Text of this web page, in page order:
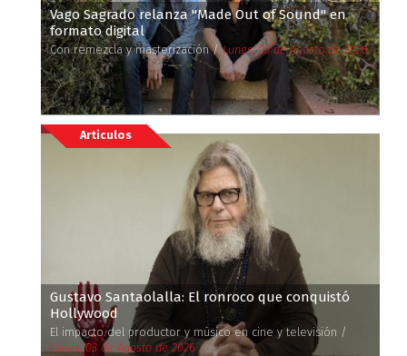
Vago Sagrado relanza ''Made Out of Sound'' en
formato digital
Con remezcla y masterización /Lunes, 03 de Agosto de 2026
Articulos
Gustavo Santaolalla: El ronroco que conquistó
Hollywood
El impacto del productor y músico en cine y televisión /
Lunes, 03 de Agosto de 2026